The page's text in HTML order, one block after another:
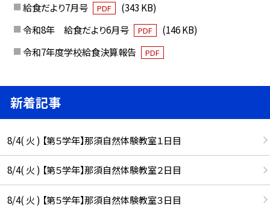
給食だより7月号 PDF
(343 KB)
令和8年 給食だより6月号
PDF
(146 KB)
令和7年度学校給食決算報告
PDF
新着記事
8/4( 火 ) 【第５学年】那須自然体験教室１日目
8/4( 火 ) 【第５学年】那須自然体験教室２日目
8/4( 火 ) 【第５学年】那須自然体験教室３日目